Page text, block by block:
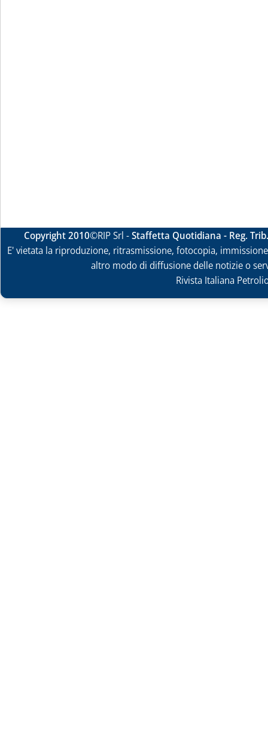
Copyright 2010©RIP Srl -Staffetta Quotidiana - Reg.
E' vietata la riproduzione, ritrasmissione, fotocopia,
altro modo di diffusione delle notizie o
Rivista Italiana